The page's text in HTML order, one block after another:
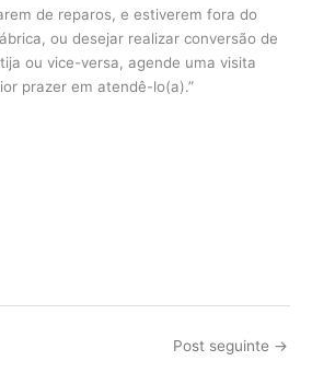
de reparos, e estiverem fora do
ou desejar realizar conversão de
ou vice-versa, agende uma visita
prazer em atendê-lo(a).”
Post seguinte →